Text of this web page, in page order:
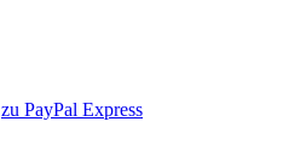
zu PayPal Express